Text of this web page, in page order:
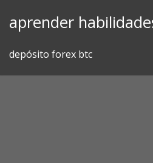
aprender
depósito forex btc